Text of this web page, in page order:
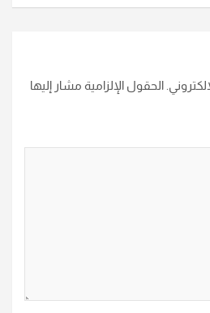
الحقول الإلزامية مشار إليها